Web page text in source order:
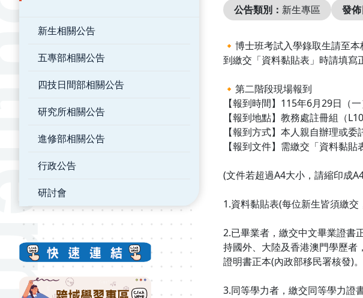
新生相關公告
五專部相關公告
四技日間部相關公告
研究所相關公告
進修部相關公告
行政公告
研討會
公告類別： 新生專區 發佈
🔸博士班考試入學錄取生請至
到繳交「資料黏貼表」時請填寫
🔸第二階段現場報到
【報到時間】115年6月29日（
【報到地點】教務處註冊組（
【報到方式】本人親自辦理或委
【報到文件】需繳交「資料黏
(文件若超過A4大小，請縮印成
1.資料黏貼表(每位新生皆須繳交
2.已畢業者，繳交中文畢業證書
持國外、大陸及香港澳門學歷者
證明書正本(內政部移民署核發)。
3.同等學力者，繳交同等學力證